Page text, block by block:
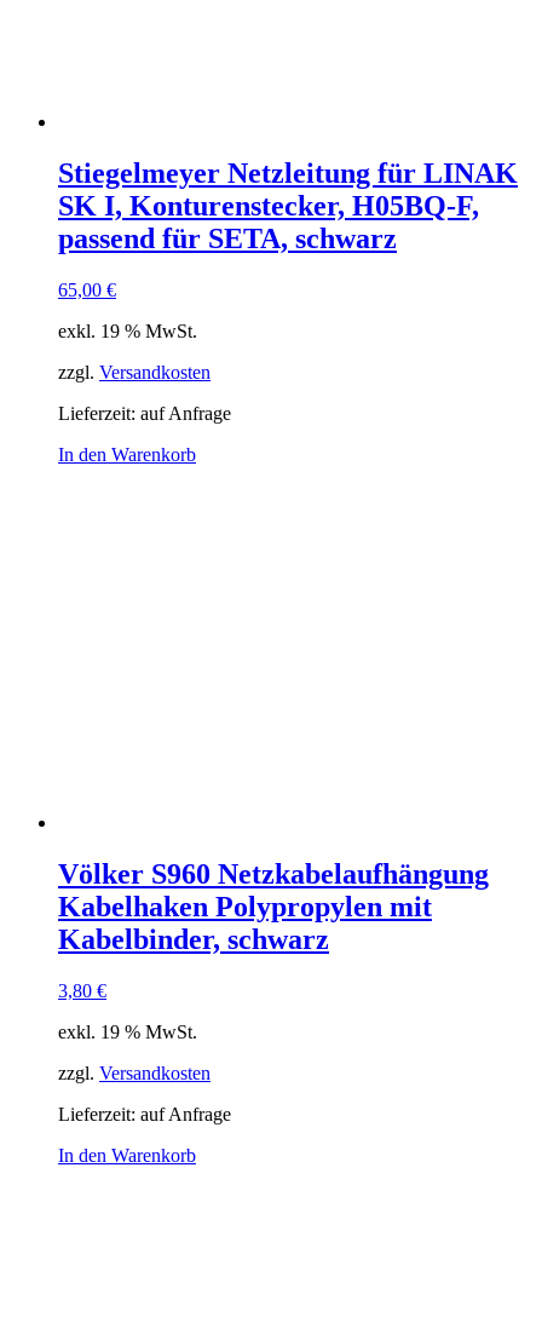
Stiegelmeyer Netzleitung für LINAK
SK I, Konturenstecker, H05BQ-F,
passend für SETA, schwarz
65,00 €
exkl. 19 % MwSt.
zzgl. Versandkosten
Lieferzeit: auf Anfrage
In den Warenkorb
Völker S960 Netzkabelaufhängung
Kabelhaken Polypropylen mit
Kabelbinder, schwarz
3,80 €
exkl. 19 % MwSt.
zzgl. Versandkosten
Lieferzeit: auf Anfrage
In den Warenkorb